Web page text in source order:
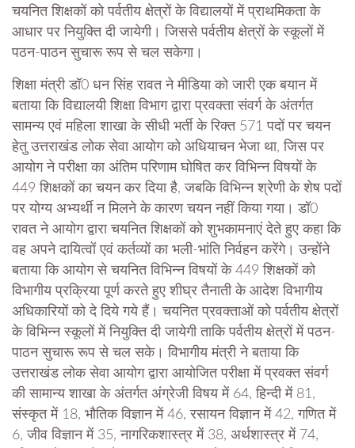
चयनित शिक्षकों को पर्वतीय क्षेत्रों के विद्यालयों में प्राथमिकता के
आधार पर नियुक्ति दी जायेगी। जिससे पर्वतीय क्षेत्रों के स्कूलों में
पठन-पाठन सुचारू रूप से चल सकेगा।
शिक्षा मंत्री डॉ0 धन सिंह रावत ने मीडिया को जारी एक बयान में
बताया कि विद्यालयी शिक्षा विभाग द्वारा प्रवक्ता संवर्ग के अंतर्गत
सामन्य एवं महिला शाखा के सीधी भर्ती के रिक्त 571 पदों पर चयन
हेतु उत्तराखंड लोक सेवा आयोग को अधियाचन भेजा था, जिस पर
आयोग ने परीक्षा का अंतिम परिणाम घोषित कर विभिन्न विषयों के
449 शिक्षकों का चयन कर दिया है, जबकि विभिन्न श्रेणी के शेष पदों
पर योग्य अभ्यर्थी न मिलने के कारण चयन नहीं किया गया। डॉ0
रावत ने आयोग द्वारा चयनित शिक्षकों को शुभकामनाएं देते हुए कहा कि
वह अपने दायित्वों एवं कर्तव्यों का भली-भांति निर्वहन करेंगे। उन्होंने
बताया कि आयोग से चयनित विभिन्न विषयों के 449 शिक्षकों को
विभागीय प्रक्रिया पूर्ण करते हुए शीघ्र तैनाती के आदेश विभागीय
अधिकारियों को दे दिये गये हैं। चयनित प्रवक्ताओं को पर्वतीय क्षेत्रों
के विभिन्न स्कूलों में नियुक्ति दी जायेगी ताकि पर्वतीय क्षेत्रों में पठन-
पाठन सुचारू रूप से चल सके। विभागीय मंत्री ने बताया कि
उत्तराखंड लोक सेवा आयोग द्वारा आयोजित परीक्षा में प्रवक्त संवर्ग
की सामान्य शाखा के अंतर्गत अंग्रेजी विषय में 64, हिन्दी में 81,
संस्कृत में 18, भौतिक विज्ञान में 46, रसायन विज्ञान में 42, गणित में
6, जीव विज्ञान में 35, नागरिकशास्त्र में 38, अर्थशास्त्र में 74,